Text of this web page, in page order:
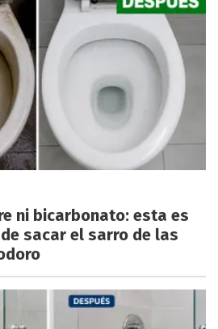
ni bicarbonato: esta es
de sacar el sarro de las